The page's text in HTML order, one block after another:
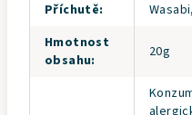
Příchutě:
Hmotnost
obsahu: 20g